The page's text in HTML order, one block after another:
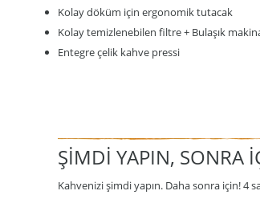
Kolay döküm için ergonomik tutacak
Kolay temizlenebilen filtre + Bulaşık
Entegre çelik kahve pressi
ŞİMDİ YAPIN, SONRA
Kahvenizi şimdi yapın. Daha sonra için! 4